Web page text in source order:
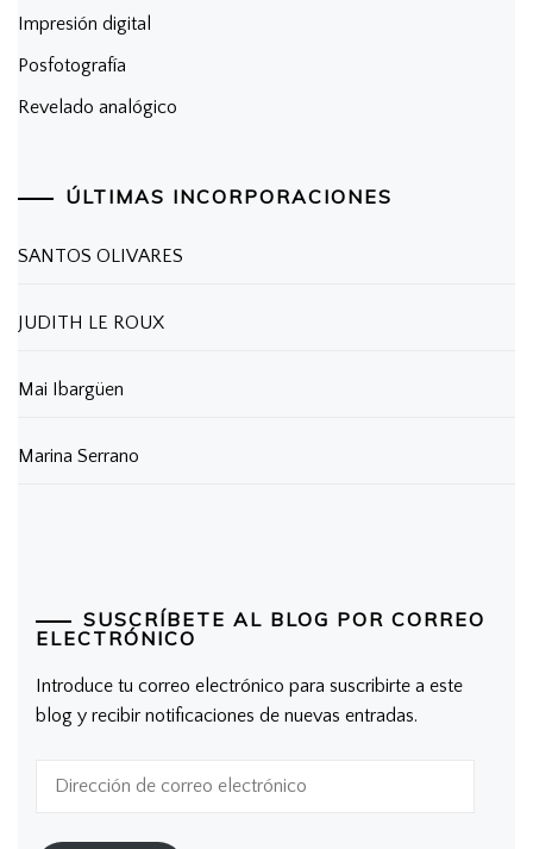
Impresión digital
Posfotografía
Revelado analógico
ÚLTIMAS INCORPORACIONES
SANTOS OLIVARES
JUDITH LE ROUX
Mai Ibargüen
Marina Serrano
SUSCRÍBETE AL BLOG POR CORREO
ELECTRÓNICO
Introduce tu correo electrónico para suscribirte a este
blog y recibir notificaciones de nuevas entradas.